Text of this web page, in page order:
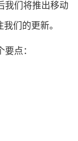
我们将推出移动
们的更新。
点：